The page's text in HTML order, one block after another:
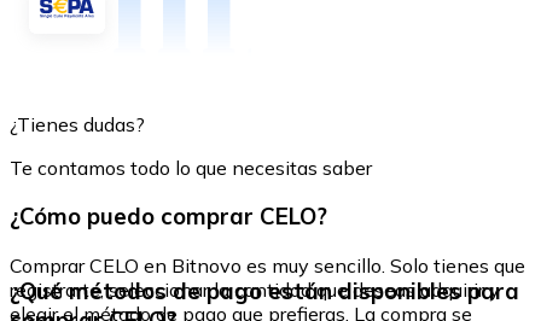
¿Tienes dudas?
Te contamos todo lo que necesitas saber
¿Cómo puedo comprar CELO?
Comprar CELO en Bitnovo es muy sencillo. Solo tienes que
registrarte, seleccionar la cantidad que deseas adquirir y
elegir el método de pago que prefieras. La compra se
¿Qué métodos de pago están disponibles para